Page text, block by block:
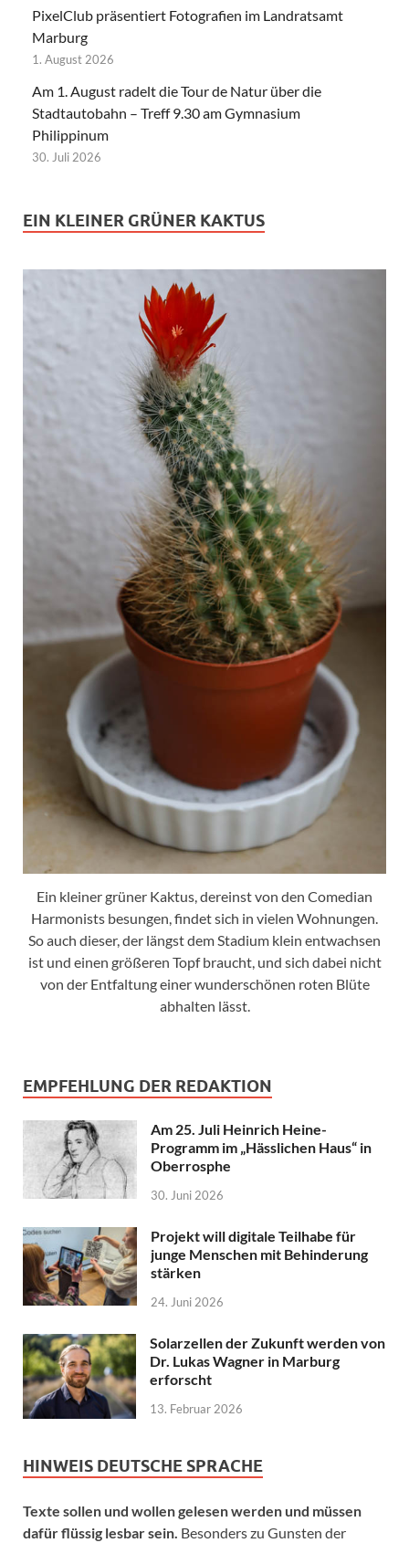
PixelClub präsentiert Fotografien im Landratsamt
Marburg
1. August 2026
Am 1. August radelt die Tour de Natur über die
Stadtautobahn – Treff 9.30 am Gymnasium
Philippinum
30. Juli 2026
EIN KLEINER GRÜNER KAKTUS
Ein kleiner grüner Kaktus, dereinst von den Comedian
Harmonists besungen, findet sich in vielen Wohnungen.
So auch dieser, der längst dem Stadium klein entwachsen
ist und einen größeren Topf braucht, und sich dabei nicht
von der Entfaltung einer wunderschönen roten Blüte
abhalten lässt.
EMPFEHLUNG DER REDAKTION
Am 25. Juli Heinrich Heine-
Programm im „Hässlichen Haus“ in
Oberrosphe
30. Juni 2026
Projekt will digitale Teilhabe für
junge Menschen mit Behinderung
stärken
24. Juni 2026
Solarzellen der Zukunft werden von
Dr. Lukas Wagner in Marburg
erforscht
13. Februar 2026
HINWEIS DEUTSCHE SPRACHE
Texte sollen und wollen gelesen werden und müssen
dafür flüssig lesbar sein. Besonders zu Gunsten der